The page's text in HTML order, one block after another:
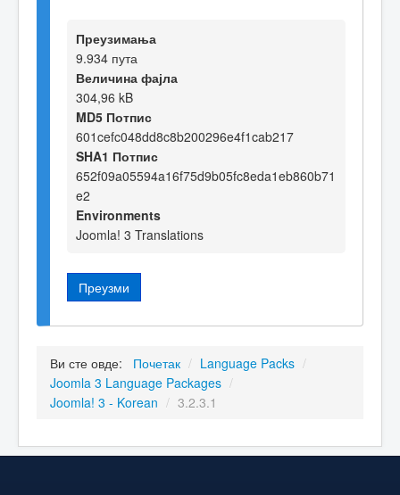
Преузимања
9.934 пута
Величина фајла
304,96 kB
MD5 Потпис
601cefc048dd8c8b200296e4f1cab217
SHA1 Потпис
652f09a05594a16f75d9b05fc8eda1eb860b71
e2
Environments
Joomla! 3 Translations
Преузми
Ви сте овде: Почетак / Language Packs /
Joomla 3 Language Packages /
Joomla! 3 - Korean / 3.2.3.1